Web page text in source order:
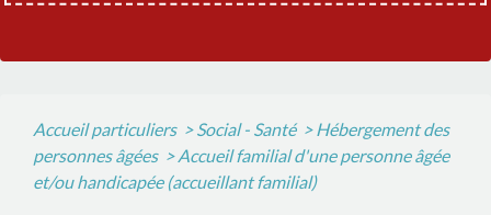
Accueil particuliers > Social - Santé > Hébergement des
personnes âgées > Accueil familial d'une personne âgée
et/ou handicapée (accueillant familial)